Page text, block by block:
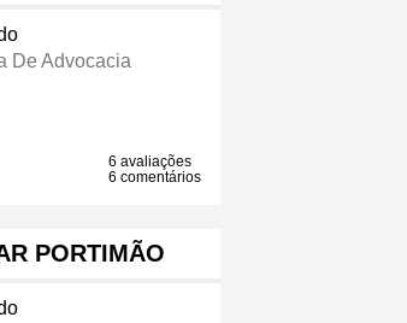
De Advocacia
6 avaliações
6 comentários
PORTIMÃO